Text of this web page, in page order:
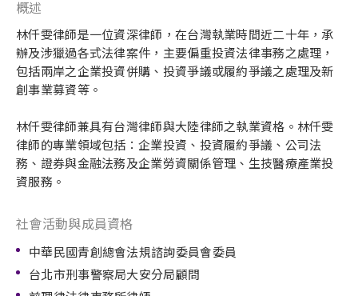
概述
林仟雯律師是一位資深律師，在台灣執業時間近二十年，承
辦及涉獵過各式法律案件，主要偏重投資法律事務之處理，
包括兩岸之企業投資併購、投資爭議或履約爭議之處理及新
創事業募資等。
林仟雯律師兼具有台灣律師與大陸律師之執業資格。林仟雯
律師的專業領域包括：企業投資、投資履約爭議、公司法
務、證券與金融法務及企業勞資關係管理、生技醫療產業投
資服務。
社會活動與成員資格
中華民國青創總會法規諮詢委員會委員
台北市刑事警察局大安分局顧問